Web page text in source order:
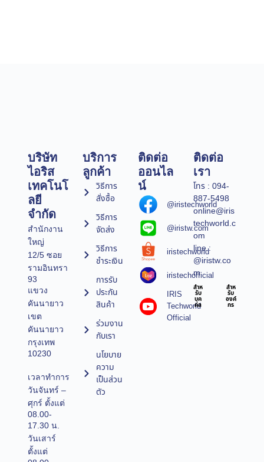
บริษัท
ไอริส
เทคโนโ
ลยี
จำกัด
สำนักงาน
ใหญ่
12/5 ซอย
รามอินทรา
93
แขวง
คันนายาว
เขต
คันนายาว
กรุงเทพ
10230
เวลาทำการ
วันจันทร์ –
ศุกร์ ตั้งแต่
08.00-
17.30 น.
วันเสาร์
ตั้งแต่
บริการ
ลูกค้า
วิธีการ
สั่งซื้อ
วิธีการ
จัดส่ง
วิธีการ
ชำระเงิน
การรับ
ประกัน
สินค้า
ร่วมงาน
กับเรา
นโยบาย
ความ
เป็นส่วน
ตัว
ติดต่อ
ออนไล
น์
@iristechworld
@iristw.com
iristechworld
iristechofficial
IRIS
Techworld
Official
ติดต่อ
เรา
โทร : 094-
887-5498
online@iris
techworld.c
om
line :
@iristw.co
m
สำห
รับ
บุค
คล
สำห
รับ
องค์
กร